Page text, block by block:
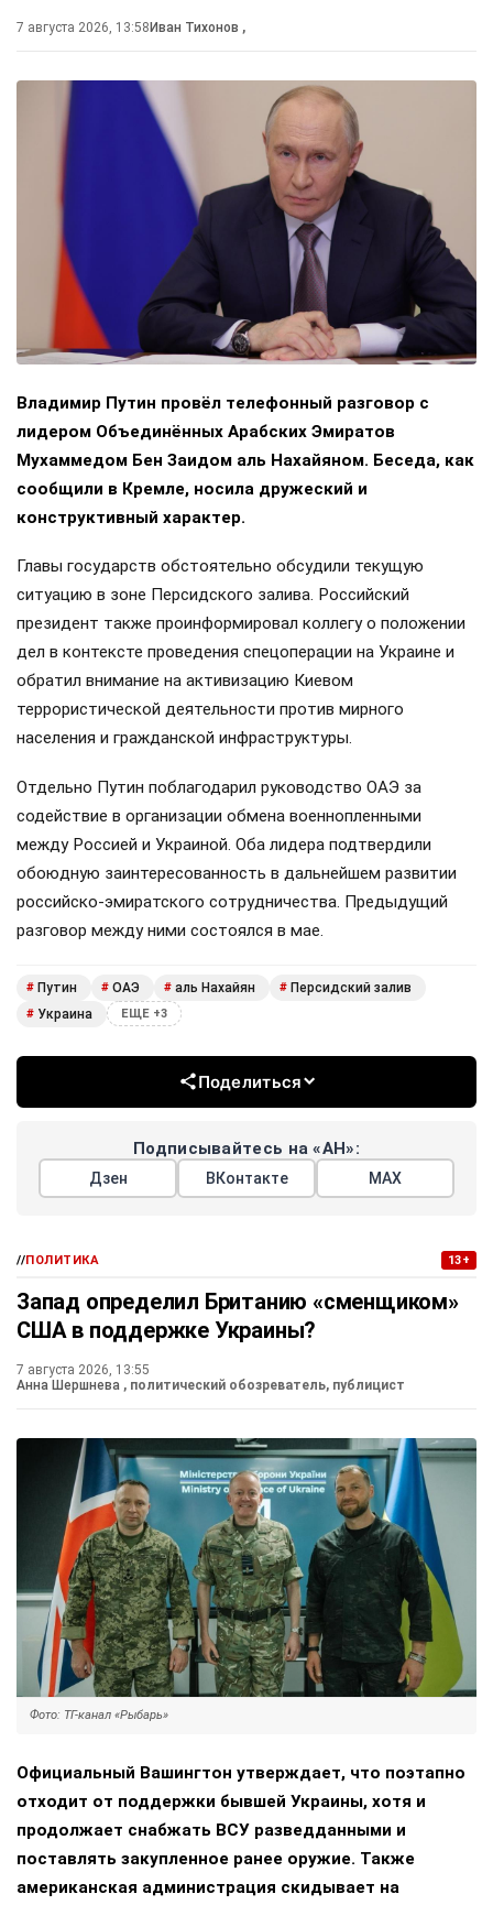
7 августа 2026, 13:58 Иван Тихонов ,
Владимир Путин провёл телефонный разговор с
лидером Объединённых Арабских Эмиратов
Мухаммедом Бен Заидом аль Нахайяном. Беседа, как
сообщили в Кремле, носила дружеский и
конструктивный характер.
Главы государств обстоятельно обсудили текущую
ситуацию в зоне Персидского залива. Российский
президент также проинформировал коллегу о положении
дел в контексте проведения спецоперации на Украине и
обратил внимание на активизацию Киевом
террористической деятельности против мирного
населения и гражданской инфраструктуры.
Отдельно Путин поблагодарил руководство ОАЭ за
содействие в организации обмена военнопленными
между Россией и Украиной. Оба лидера подтвердили
обоюдную заинтересованность в дальнейшем развитии
российско-эмиратского сотрудничества. Предыдущий
разговор между ними состоялся в мае.
# Путин # ОАЭ # аль Нахайян # Персидский залив
# Украина ЕЩЕ +3
Поделиться
Подписывайтесь на «АН»:
Дзен ВКонтакте МАХ
//ПОЛИТИКА 13+
Запад определил Британию «сменщиком»
США в поддержке Украины?
7 августа 2026, 13:55
Анна Шершнева , политический обозреватель, публицист
Фото: ТГ-канал «Рыбарь»
Официальный Вашингтон утверждает, что поэтапно
отходит от поддержки бывшей Украины, хотя и
продолжает снабжать ВСУ разведданными и
поставлять закупленное ранее оружие. Также
американская администрация скидывает на